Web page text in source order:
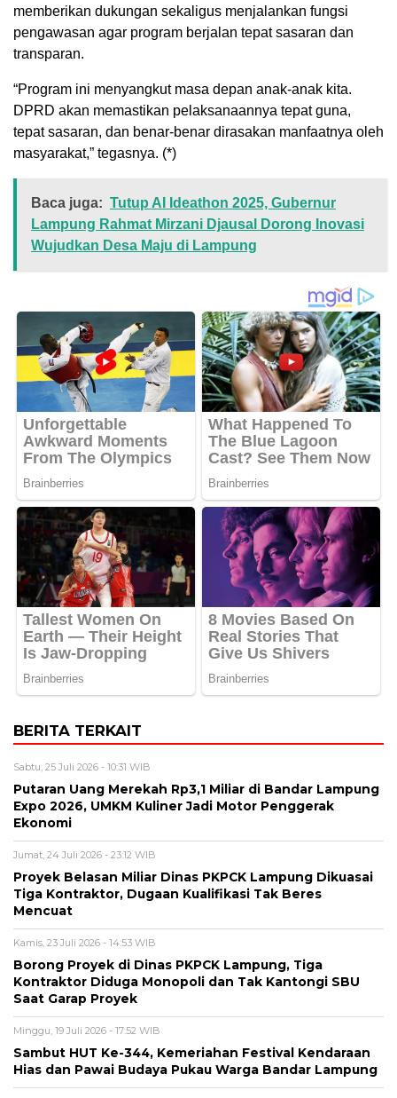
memberikan dukungan sekaligus menjalankan fungsi
pengawasan agar program berjalan tepat sasaran dan
transparan.
“Program ini menyangkut masa depan anak-anak kita.
DPRD akan memastikan pelaksanaannya tepat guna,
tepat sasaran, dan benar-benar dirasakan manfaatnya oleh
masyarakat,” tegasnya. (*)
Baca juga: Tutup AI Ideathon 2025, Gubernur
Lampung Rahmat Mirzani Djausal Dorong Inovasi
Wujudkan Desa Maju di Lampung
BERITA TERKAIT
Sabtu, 25 Juli 2026 - 10:31 WIB
Putaran Uang Merekah Rp3,1 Miliar di Bandar Lampung
Expo 2026, UMKM Kuliner Jadi Motor Penggerak
Ekonomi
Jumat, 24 Juli 2026 - 23:12 WIB
Proyek Belasan Miliar Dinas PKPCK Lampung Dikuasai
Tiga Kontraktor, Dugaan Kualifikasi Tak Beres
Mencuat
Kamis, 23 Juli 2026 - 14:53 WIB
Borong Proyek di Dinas PKPCK Lampung, Tiga
Kontraktor Diduga Monopoli dan Tak Kantongi SBU
Saat Garap Proyek
Minggu, 19 Juli 2026 - 17:52 WIB
Sambut HUT Ke-344, Kemeriahan Festival Kendaraan
Hias dan Pawai Budaya Pukau Warga Bandar Lampung